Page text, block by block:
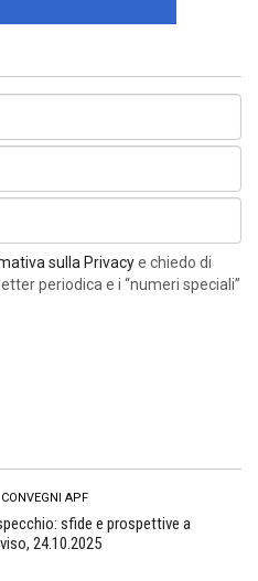
sulla Privacye chiedo di
periodica e i “numeri speciali”
CONVEGNI APF
sfide e prospettive a
24.10.2025